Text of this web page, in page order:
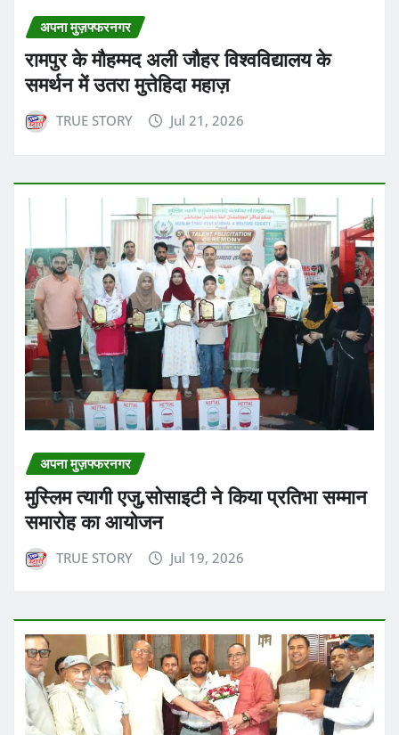
अपना मुज़फ्फरनगर
रामपुर के मौहम्मद अली जौहर विश्वविद्यालय के
समर्थन में उतरा मुत्तेहिदा महाज़
TRUE STORY Jul 21, 2026
अपना मुज़फ्फरनगर
मुस्लिम त्यागी एजु.सोसाइटी ने किया प्रतिभा सम्मान
समारोह का आयोजन
TRUE STORY Jul 19, 2026